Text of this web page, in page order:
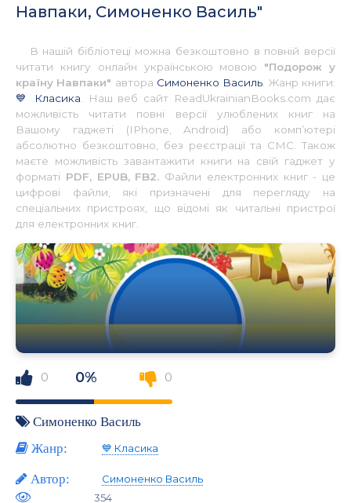
Навпаки, Симоненко Василь"
В нашій бібліотеці можна безкоштовно в повній версії
читати книгу онлайн українською мовою "Подорож у
країну Навпаки" автора Симоненко Василь . Жанр книги:
💙 Класика . Наш веб сайт ReadUkrainianBooks.com дає
можливість читати повні версії улюблених книг на
Вашому гаджеті (IPhone, Android) або комп’ютері
абсолютно безкоштовно, без реєстрації та СМС. Також
маєте можливість завантажити книги на свій гаджет у
форматі PDF, EPUB, FB2. Файли електронних книг - це
цифрові файли, які призначені для перегляду на
спеціальних пристроях, що відомі як читальні пристрої
для електронних книг.
0 0% 0
Симоненко Василь
Жанр:
💙 Класика
Автор:
Симоненко Василь
354